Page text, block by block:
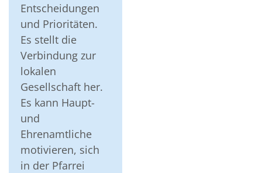
Entscheidungen
und Prioritäten.
Es stellt die
Verbindung zur
lokalen
Gesellschaft her.
Es kann Haupt-
und
Ehrenamtliche
motivieren, sich
in der Pfarrei